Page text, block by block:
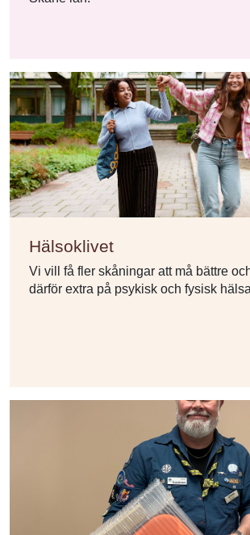
Hälsoklivet
Vi vill få fler skåningar att må bättre
därför extra på psykisk och fysisk